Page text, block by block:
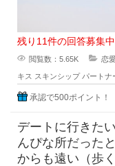
残り11件の回答募集中
閲覧数：5.65K 恋
キス スキンシップ パートナ
承認で500ポイント！
デートに行きた
んぴな所だった
からも遠い（歩